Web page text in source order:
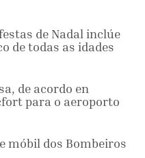
de Nadal inclúe
de todas as idades
de acordo en
para o aeroporto
móbil dos Bombeiros